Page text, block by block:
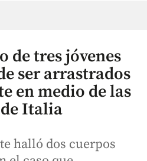
de tres jóvenes
ser arrastrados
en medio de las
Italia
halló dos cuerpos